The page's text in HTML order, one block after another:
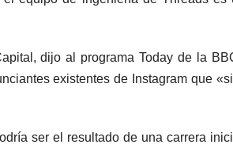
dijo al programa Today de la
existentes de Instagram que
ser el resultado de una carrera